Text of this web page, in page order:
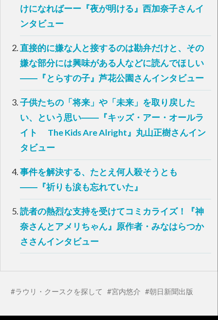
で
共
し
い
ウ
ィ
ン
ド
で
開
き
す
)
に
は
ク
て
く
だ
さ
(
新
し
ウ
ィ
ド
ウ
で
開
)
けになればーー『夜が明ける』西加奈子さんイ
ンタビュー
直接的に嫌な人と接するのは勘弁だけと、その
嫌な部分には興味がある人などに読んでほしい
――『とらすの子』芦花公園さんインタビュー
子供たちの「将来」や「未来」を取り戻した
い、という思い――『キッズ・アー・オールラ
イト The Kids Are Alright』丸山正樹さんイン
タビュー
事件を解決する、たとえ何人殺そうとも
――『祈りも涙も忘れていた』
読者の熱烈な支持を受けてコミカライズ！『神
奈さんとアメリちゃん』原作者・みなはらつか
ささんインタビュー
ラウリ・クースクを探して 宮内悠介 朝日新聞出版